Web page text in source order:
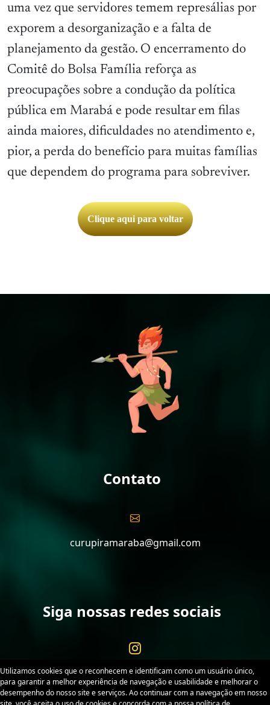
uma vez que servidores temem represálias por
exporem a desorganização e a falta de
planejamento da gestão. O encerramento do
Comitê do Bolsa Família reforça as
preocupações sobre a condução da política
pública em Marabá e pode resultar em filas
ainda maiores, dificuldades no atendimento e,
pior, a perda do benefício para muitas famílias
que dependem do programa para sobreviver.
Clique aqui para voltar
Contato
curupiramaraba@gmail.com
Siga nossas redes sociais
Utilizamos cookies que o reconhecem e identificam como um usuário único,
para garantir a melhor experiência de navegação e usabilidade e melhorar o
desempenho do nosso site e serviços. Ao continuar com a navegação em nosso